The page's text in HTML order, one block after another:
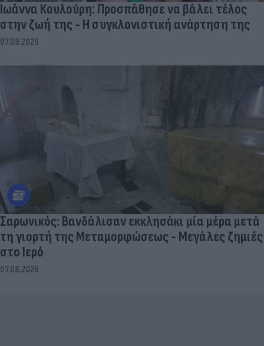
Ιωάννα Κουλούρη: Προσπάθησε να βάλει τέλος
στην ζωή της - Η συγκλονιστική ανάρτηση της
07.08.2026
Σαρωνικός: Βανδάλισαν εκκλησάκι μία μέρα μετά
τη γιορτή της Μεταμορφώσεως - Μεγάλες ζημιές
στο Ιερό
07.08.2026